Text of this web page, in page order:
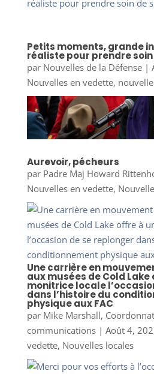
Petits moments, grande
réaliste pour prendre soin
par Nouvelles de la Défense|
Nouvelles en vedette,
Aurevoir, pécheurs
par Padre Maj Howard
Nouvelles en vedette,
Une carrière en
aux musées de Cold
monitrice locale
dans l’histoire du
physique aux FAC
par Mike Marshall,
communications| Août 4,
vedette, Nouvelles locales